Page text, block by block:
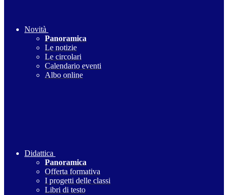
Novità
Panoramica
Le notizie
Le circolari
Calendario eventi
Albo online
Didattica
Panoramica
Offerta formativa
I progetti delle classi
Libri di testo